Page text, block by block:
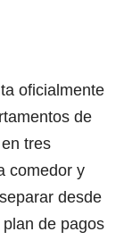
oficialmente
de
tres
comedor y
desde
de pagos